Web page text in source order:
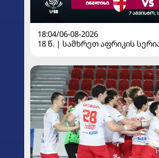
18:04/06-08-2026
18 წ. | სამხრეთ აფრიკის